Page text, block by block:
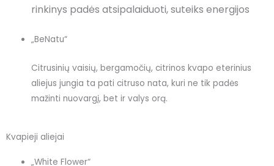
rinkinys padės atsipalaiduoti, suteiks energijos
„BeNatu“
Citrusinių vaisių, bergamočių, citrinos kvapo eterinius
aliejus jungia ta pati citruso nata, kuri ne tik padės
mažinti nuovargį, bet ir valys orą.
Kvapieji aliejai
„White Flower“